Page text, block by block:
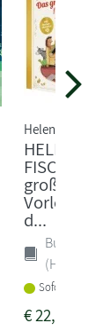
Helene Fischer
HELENE
FISCHER:
große
d...
Buch
Sofort
€22,00